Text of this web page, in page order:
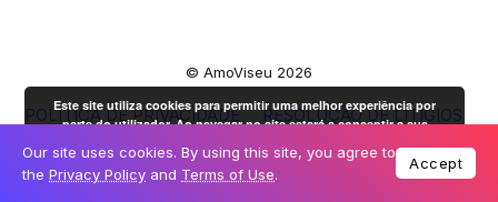
© AmoViseu 2026
POLÍTICA DE PRIVACIDADE
RESOLUÇÃO DE LITÍGIOS
Our site uses cookies. By using this site, you agree to
the Privacy Policy and Terms of Use.
Accept
Este site utiliza cookies para permitir uma melhor experiência por
parte do utilizador. Ao navegar no site estará a consentir a sua
utilização.Mais informação OK